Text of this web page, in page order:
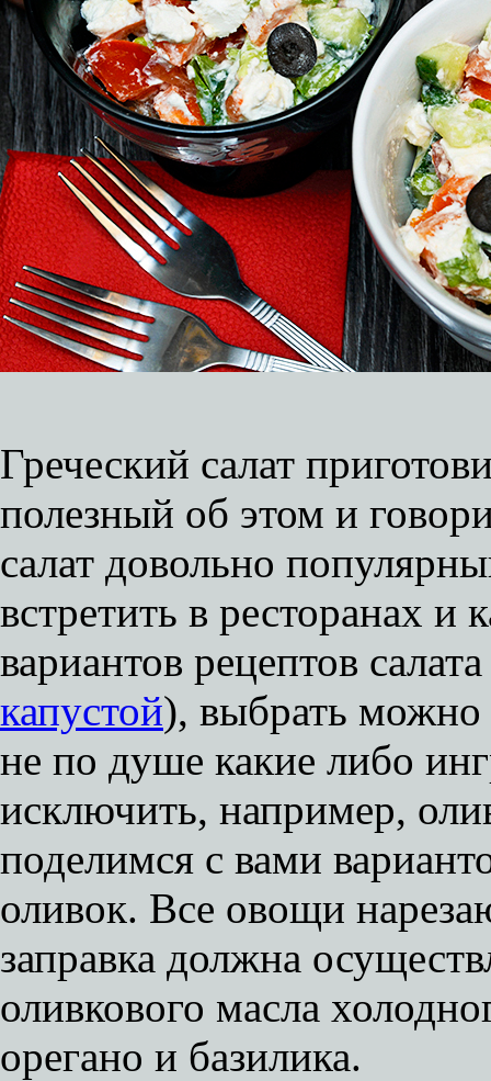
Греческий салат
полезный об этом и
салат довольно
встретить в ресторанах и
вариантов рецептов
капустой), выбрать можно
не по душе какие либо
исключить, например,
поделимся с вами
оливок. Все овощи
заправка должна
оливкового масла
орегано и базилика.